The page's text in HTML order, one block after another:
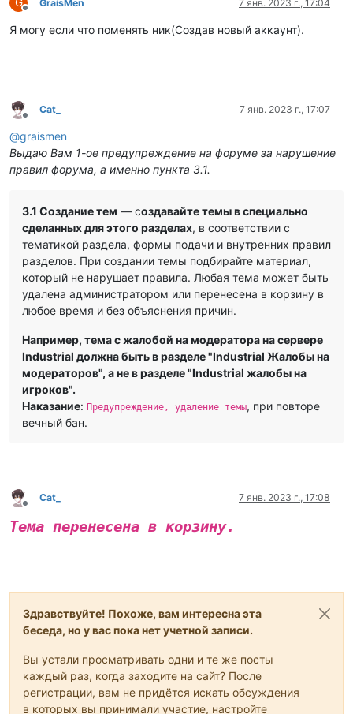
Не в сети
GraisMen 7 янв. 2023 г., 17:04
Я могу если что поменять ник(Создав новый аккаунт).
Не в сети
Cat_ 7 янв. 2023 г., 17:07
@graismen
Выдаю Вам 1-ое предупреждение на форуме за нарушение
правил форума, а именно пункта 3.1.
3.1 Создание тем — создавайте темы в специально
сделанных для этого разделах, в соответствии с
тематикой раздела, формы подачи и внутренних правил
разделов. При создании темы подбирайте материал,
который не нарушает правила. Любая тема может быть
удалена администратором или перенесена в корзину в
любое время и без объяснения причин.
Например, тема с жалобой на модератора на сервере
Industrial должна быть в разделе "Industrial Жалобы на
модераторов", а не в разделе "Industrial жалобы на
игроков".
Наказание: Предупреждение, удаление темы, при повторе
вечный бан.
Не в сети
Cat_ 7 янв. 2023 г., 17:08
Тема перенесена в корзину.
Здравствуйте! Похоже, вам интересна эта
беседа, но у вас пока нет учетной записи.
Вы устали просматривать одни и те же посты
каждый раз, когда заходите на сайт? После
регистрации, вам не придётся искать обсуждения
в которых вы принимали участие, настройте